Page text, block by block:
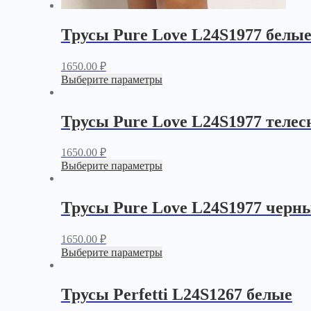
Трусы Pure Love L24S1977 белые
1650.00 ₽
Выберите параметры
Трусы Pure Love L24S1977
1650.00 ₽
Выберите параметры
Трусы Pure Love L24S1977
1650.00 ₽
Выберите параметры
Трусы Perfetti L24S1267 белые